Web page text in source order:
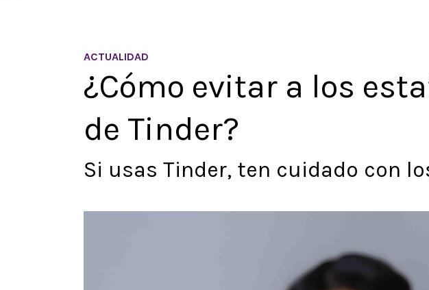
ACTUALIDAD
¿Cómo evitar a los
de Tinder?
Si usas Tinder, ten cuidado con